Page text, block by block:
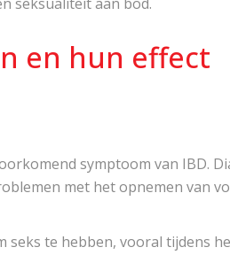
en hun effect
symptoom van IBD.
met het opnemen van
seks te hebben, vooral tijdens